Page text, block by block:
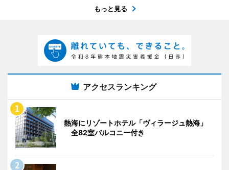
もっと見る
アクセスランキング
熱海にリゾートホテル「ヴィラージュ熱海」
全82室バルコニー付き